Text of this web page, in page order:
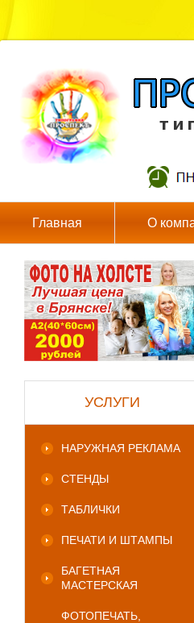
т и
Главная О
УСЛУГИ
НАРУЖНАЯ РЕКЛАМА
СТЕНДЫ
ТАБЛИЧКИ
ПЕЧАТИ И ШТАМПЫ
БАГЕТНАЯ
МАСТЕРСКАЯ
ФОТОПЕЧАТЬ,